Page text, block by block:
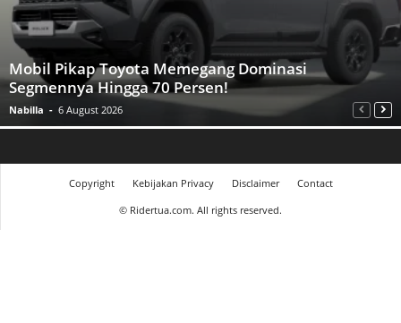
Mobil Pikap Toyota Memegang Dominasi
Segmennya Hingga 70 Persen!
Nabilla - 6 August 2026
Copyright Kebijakan Privacy Disclaimer
Contact
© Ridertua.com. All rights reserved.